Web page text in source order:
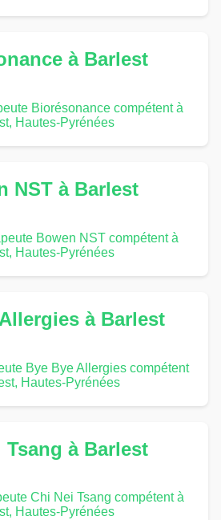
à Barlest
Biorésonance compétent à
Hautes-Pyrénées
NST à Barlest
Bowen NST compétent à
Hautes-Pyrénées
à Barlest
Bye Bye Allergies compétent
Hautes-Pyrénées
Tsang à Barlest
Chi Nei Tsang compétent à
Hautes-Pyrénées